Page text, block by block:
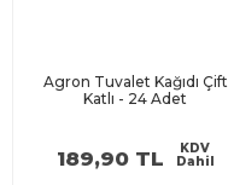
Agron Tuvalet Kağıdı Çift
Katlı - 24 Adet
189,90 TL
KDV
Dahil